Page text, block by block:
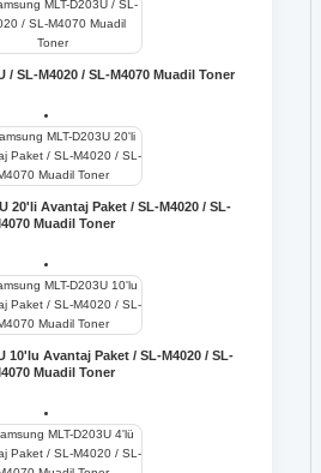
/ SL-M4020 / SL-M4070 Muadil Toner
20'li Avantaj Paket / SL-M4020 / SL-
Muadil Toner
10'lu Avantaj Paket / SL-M4020 / SL-
Muadil Toner